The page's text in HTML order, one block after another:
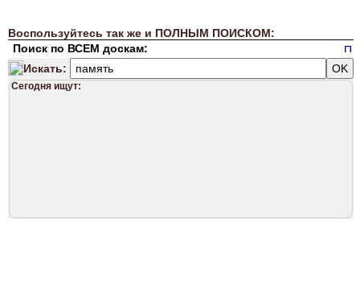
Воспользуйтесь так же и ПОЛНЫМ ПОИСКОМ:
Поиск по ВСЕМ доскам:
Искать:
Сегодня ищут: